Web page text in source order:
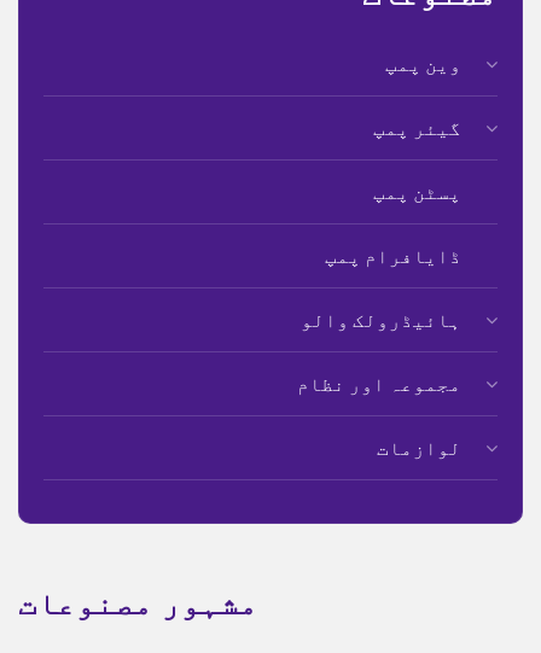
وین پمپ
گیئر پمپ
پسٹن پمپ
ڈایافرام پمپ
ہائیڈرولک والو
مجموعہ اور نظام
لوازمات
مشہور مصنوعات